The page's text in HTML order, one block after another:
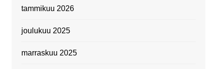
tammikuu 2026
joulukuu 2025
marraskuu 2025